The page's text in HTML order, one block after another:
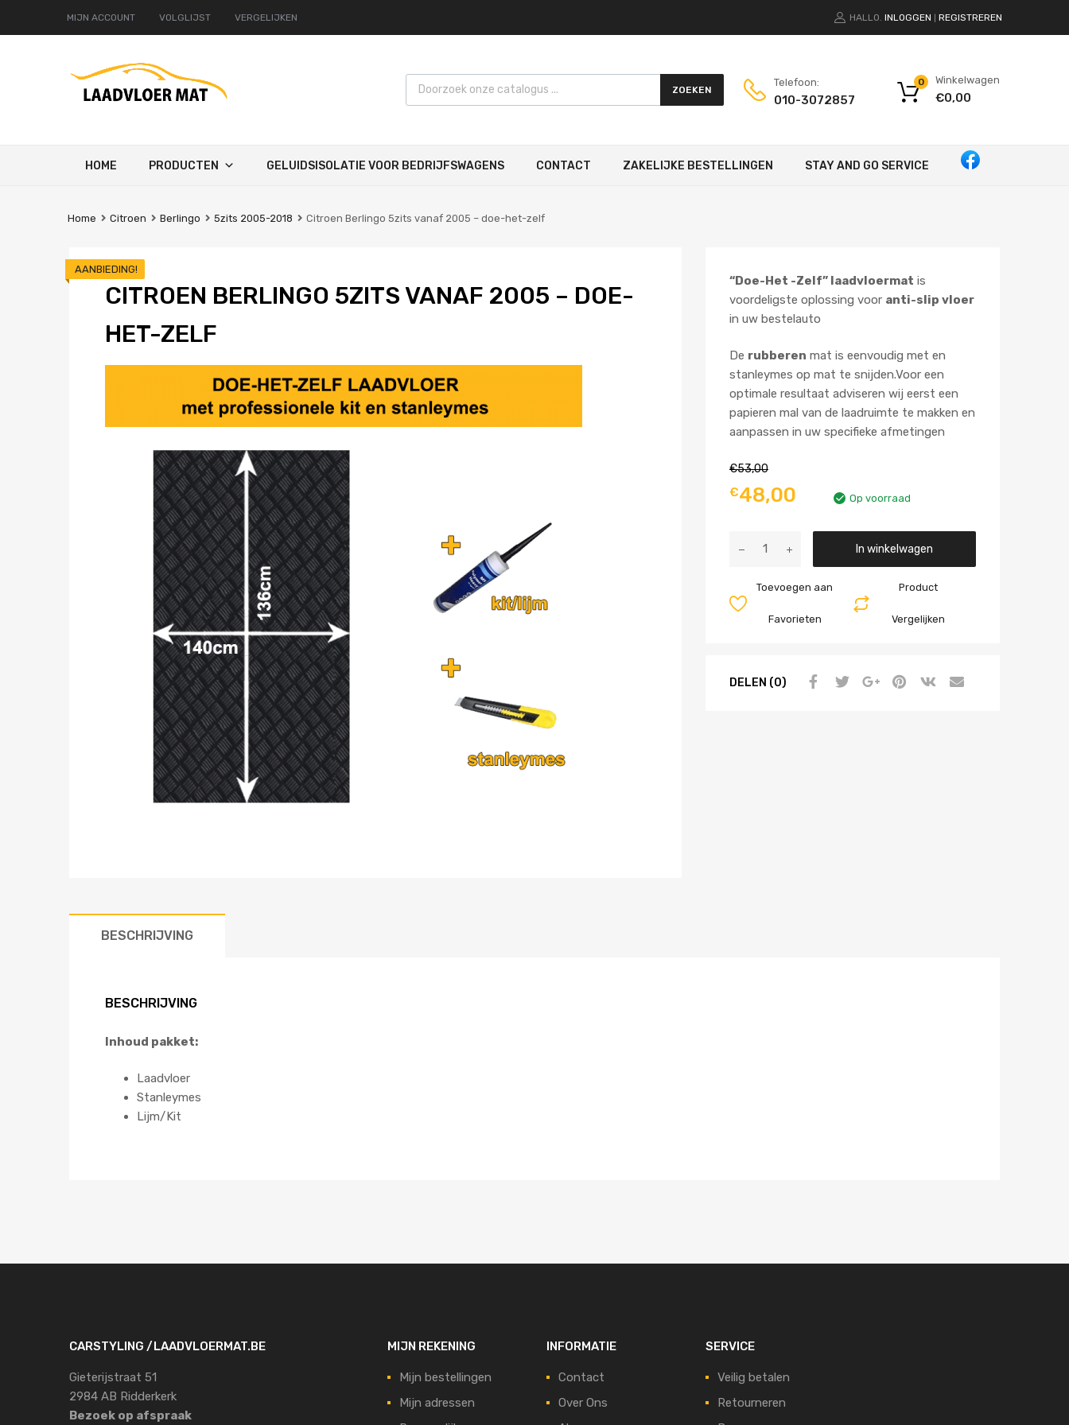
MIJN ACCOUNT VOLGLIJST VERGELIJKEN HALLO. INLOGGEN REGISTREREN
Products search ZOEKEN
Telefoon:
010-3072857
Winkelwagen
€0,00
0
HOME PRODUCTEN GELUIDSISOLATIE VOOR BEDRIJFSWAGENS CONTACT ZAKELIJKE BESTELLINGEN STAY AND GO SERVICE
Home Citroen Berlingo 5zits 2005-2018 Citroen Berlingo 5zits vanaf 2005 – doe-het-zelf
CITROEN BERLINGO 5ZITS VANAF 2005 – DOE-
HET-ZELF
AANBIEDING!
“Doe-Het -Zelf” laadvloermat is
voordeligste oplossing voor anti-slip vloer
in uw bestelauto
De rubberen mat is eenvoudig met en
stanleymes op mat te snijden.Voor een
optimale resultaat adviseren wij eerst een
papieren mal van de laadruimte te makken en
aanpassen in uw specifieke afmetingen
€53,00
€48,00 Op voorraad
In winkelwagen
Product
Vergelijken
Toevoegen aan
Favorieten
DELEN (0)
BESCHRIJVING
BESCHRIJVING
Inhoud pakket:
Laadvloer
Stanleymes
Lijm/Kit
CARSTYLING /LAADVLOERMAT.BE
Gieterijstraat 51
2984 AB Ridderkerk
Bezoek op afspraak
MIJN REKENING
Mijn bestellingen
Mijn adressen
INFORMATIE
Contact
Over Ons
SERVICE
Veilig betalen
Retourneren